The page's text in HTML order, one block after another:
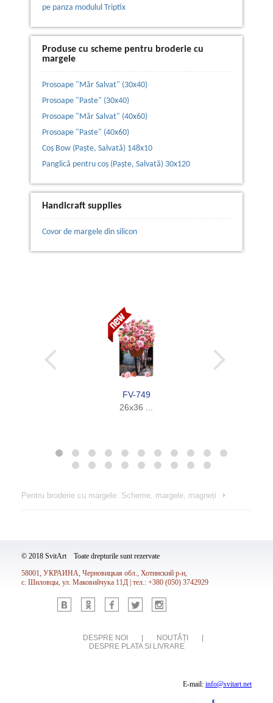
pe panza modulul Triptix
Produse cu scheme pentru broderie cu
margele
Prosoape "Măr Salvat" (30x40)
Prosoape "Paste" (30x40)
Prosoape "Măr Salvat" (40x60)
Prosoape "Paste" (40x60)
Сoș Bow (Paște, Salvată) 148х10
Panglică pentru coș (Paște, Salvată) 30х120
Handicraft supplies
Covor de margele din silicon
FV-749
26x36 ...
Pentru broderie cu margele: Scheme, margele, magneți
© 2018 SvitArt Toate drepturile sunt rezervate
58001, УКРАИНА, Черновицкая обл., Хотинский р-н,
с. Шиловцы, ул. Маковийчука 11Д | тел.: +380 (050) 3742929
Vk Ok Fb Tw Inst
DESPRE NOI NOUTĂȚI
DESPRE PLATA SI LIVRARE
E-mail: info@svitart.net